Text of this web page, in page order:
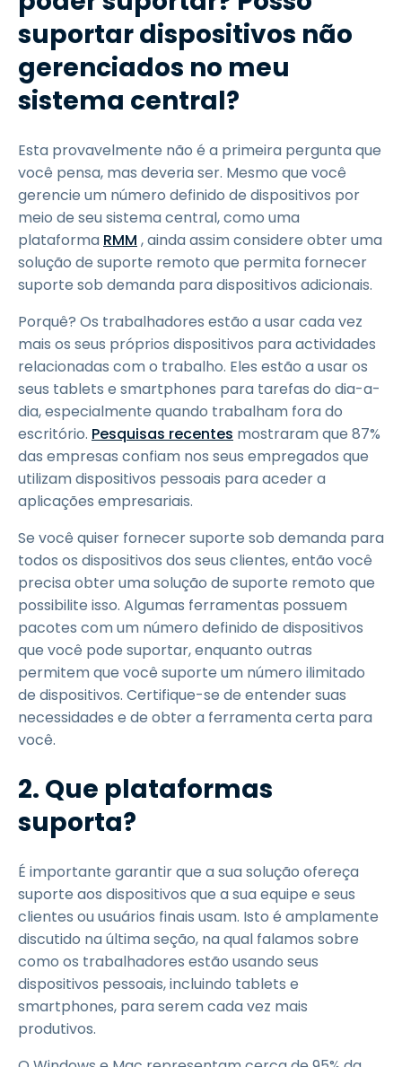
suportar dispositivos não
gerenciados no meu
sistema central?
Esta provavelmente não é a primeira pergunta que
você pensa, mas deveria ser. Mesmo que você
gerencie um número definido de dispositivos por
meio de seu sistema central, como uma
plataforma RMM , ainda assim considere obter uma
solução de suporte remoto que permita fornecer
suporte sob demanda para dispositivos adicionais.
Porquê? Os trabalhadores estão a usar cada vez
mais os seus próprios dispositivos para actividades
relacionadas com o trabalho. Eles estão a usar os
seus tablets e smartphones para tarefas do dia-a-
dia, especialmente quando trabalham fora do
escritório. Pesquisas recentes mostraram que 87%
das empresas confiam nos seus empregados que
utilizam dispositivos pessoais para aceder a
aplicações empresariais.
Se você quiser fornecer suporte sob demanda para
todos os dispositivos dos seus clientes, então você
precisa obter uma solução de suporte remoto que
possibilite isso. Algumas ferramentas possuem
pacotes com um número definido de dispositivos
que você pode suportar, enquanto outras
permitem que você suporte um número ilimitado
de dispositivos. Certifique-se de entender suas
necessidades e de obter a ferramenta certa para
você.
2. Que plataformas
suporta?
É importante garantir que a sua solução ofereça
suporte aos dispositivos que a sua equipe e seus
clientes ou usuários finais usam. Isto é amplamente
discutido na última seção, na qual falamos sobre
como os trabalhadores estão usando seus
dispositivos pessoais, incluindo tablets e
smartphones, para serem cada vez mais
produtivos.